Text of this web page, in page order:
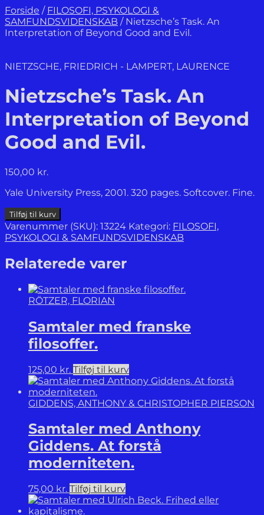
Forside / FILOSOFI, PSYKOLOGI &
SAMFUNDSVIDENSKAB / Nietzsche’s Task. An
Interpretation of Beyond Good and Evil.
NIETZSCHE, FRIEDRICH - LAMPERT, LAURENCE
Nietzsche’s Task. An
Interpretation of Beyond
Good and Evil.
150,00 kr.
Yale University Press, 2001. 320 pages. Softcover. Fine.
Nietzsche's
Task.
An
of
Beyond
and
Tilføj til kurv
Varenummer (SKU): 13224 Kategori: FILOSOFI,
PSYKOLOGI & SAMFUNDSVIDENSKAB
Relaterede varer
RÖTZER, FLORIAN
Samtaler med franske
filosoffer.
125,00 kr. Tilføj til kurv
GIDDENS, ANTHONY & CHRISTOPHER PIERSON
Samtaler med Anthony
Giddens. At forstå
moderniteten.
75,00 kr. Tilføj til kurv